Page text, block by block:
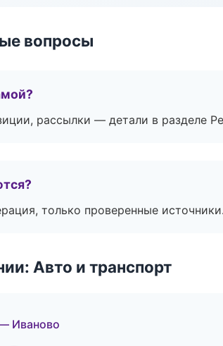
вопросы
рассылки — детали в разделе
только проверенные источники.
Авто и транспорт
Иваново